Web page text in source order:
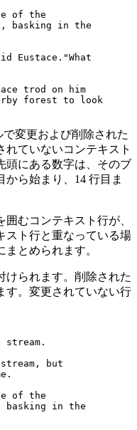
of the
basking in the
Eustace."What
trod on him
forest to look
変更および削除された
ていないコンテキスト
頭にある数字は、そのブ
から始まり、14 行目ま
むコンテキスト行が、
スト行と重なっている場
とめられます。
けられます。削除された
す。変更されていない行
stream.
but
of the
basking in the